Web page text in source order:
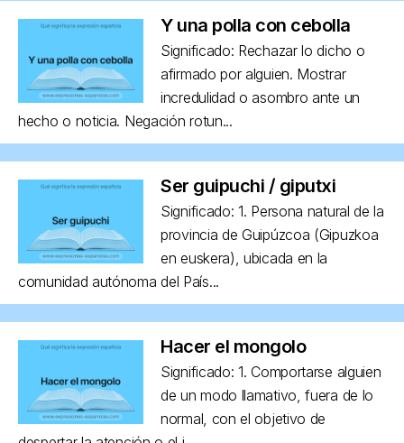
Y una polla con cebolla
Significado: Rechazar lo dicho o
afirmado por alguien. Mostrar
incredulidad o asombro ante un
hecho o noticia. Negación rotun...
Ser guipuchi / giputxi
Significado: 1. Persona natural de la
provincia de Guipúzcoa (Gipuzkoa
en euskera), ubicada en la
comunidad autónoma del País...
Hacer el mongolo
Significado: 1. Comportarse alguien
de un modo llamativo, fuera de lo
normal, con el objetivo de